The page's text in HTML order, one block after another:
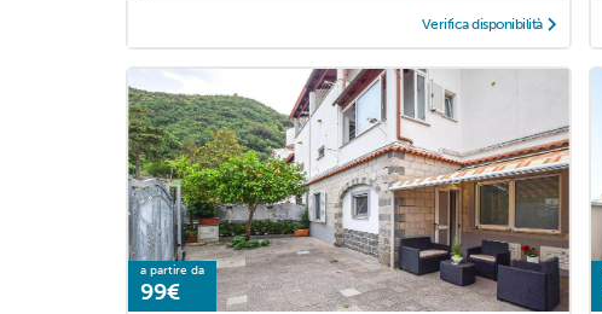
Verifica disponibilità
a partire da
99€